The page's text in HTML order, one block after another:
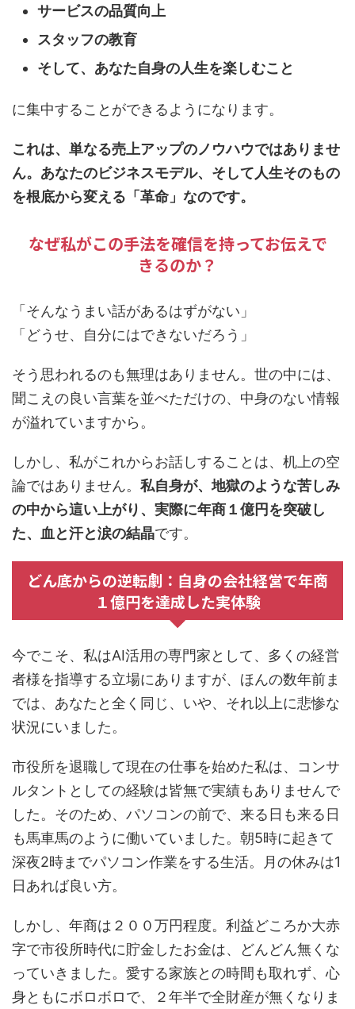
サービスの品質向上
スタッフの教育
そして、あなた自身の人生を楽しむこと
に集中することができるようになります。
これは、単なる売上アップのノウハウではありませ
ん。あなたのビジネスモデル、そして人生そのもの
を根底から変える「革命」なのです。
なぜ私がこの手法を確信を持ってお伝えで
きるのか？
「そんなうまい話があるはずがない」
「どうせ、自分にはできないだろう」
そう思われるのも無理はありません。世の中には、
聞こえの良い言葉を並べただけの、中身のない情報
が溢れていますから。
しかし、私がこれからお話しすることは、机上の空
論ではありません。 私自身が、地獄のような苦しみ
の中から這い上がり、実際に年商１億円を突破し
た、血と汗と涙の結晶です。
どん底からの逆転劇：自身の会社経営で年商
１億円を達成した実体験
今でこそ、私はAI活用の専門家として、多くの経営
者様を指導する立場にありますが、ほんの数年前ま
では、あなたと全く同じ、いや、それ以上に悲惨な
状況にいました。
市役所を退職して現在の仕事を始めた私は、コンサ
ルタントとしての経験は皆無で実績もありませんで
した。そのため、パソコンの前で、来る日も来る日
も馬車馬のように働いていました。朝5時に起きて
深夜2時までパソコン作業をする生活。月の休みは1
日あれば良い方。
しかし、年商は２００万円程度。利益どころか大赤
字で市役所時代に貯金したお金は、どんどん無くな
っていきました。愛する家族との時間も取れず、心
身ともにボロボロで、２年半で全財産が無くなりま